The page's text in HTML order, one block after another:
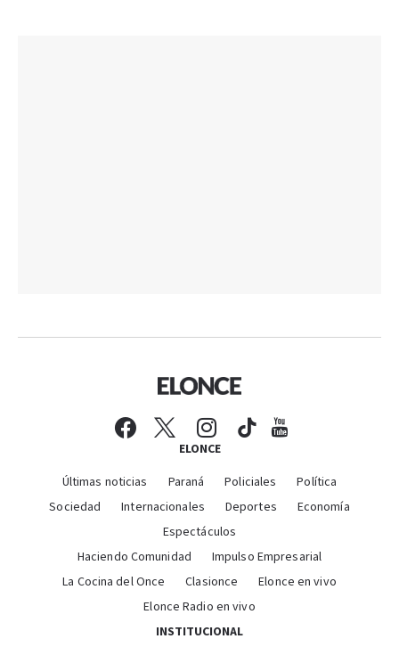
ELONCE
Últimas noticias Paraná Policiales
Política
Sociedad
Internacionales Deportes
Economía
Espectáculos
Haciendo Comunidad
Impulso Empresarial
La Cocina del Once
Clasionce
Elonce en vivo
Elonce Radio en vivo
INSTITUCIONAL